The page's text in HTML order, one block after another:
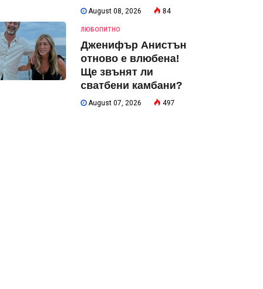
August 08, 2026 84
ЛЮБОПИТНО
Дженифър Анистън
отново е влюбена!
Ще звънят ли
сватбени камбани?
August 07, 2026 497